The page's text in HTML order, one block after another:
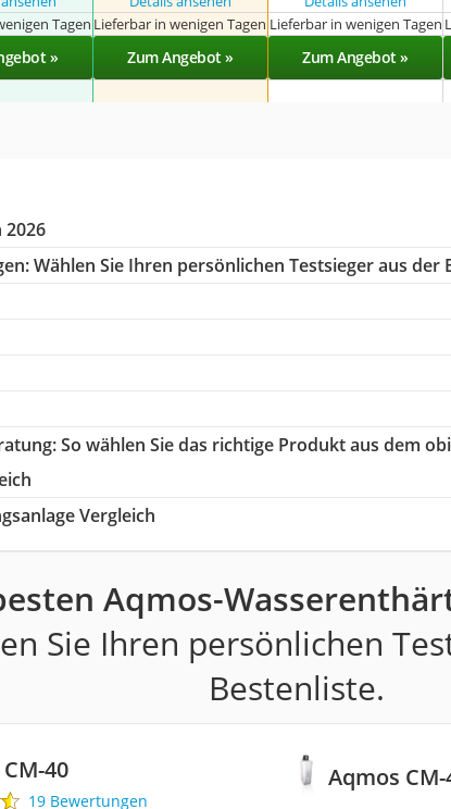
Tagen Lieferbar in wenigen Tagen Lieferbar in wenigen Tagen
» Zum Angebot » Zum Angebot »
Wählen Sie Ihren persönlichen Testsieger aus der
: So wählen Sie das richtige Produkt aus dem
Vergleich
Aqmos-
Sie Ihren persönlichen
Bestenliste.
Aqmos CM-
40
19 Bewertungen